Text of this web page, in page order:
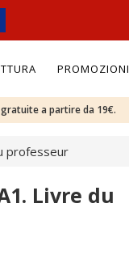
PROMOZIONI
a partire da 19€.
professeur
Livre du